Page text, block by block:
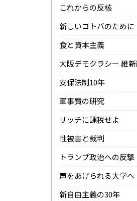
これからの反核
新しいコトバのために
食と資本主義
大阪デモクラシー 維
安保法制10年
軍事費の研究
リッチに課税せよ
性被害と裁判
トランプ政治への反撃
声をあげられる大学へ
新自由主義の30年